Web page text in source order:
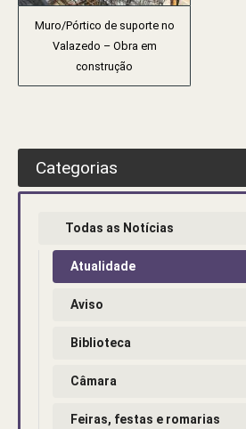
Muro/Pórtico de suporte no
Valazedo – Obra em
construção
Categorias
Todas as Notícias
Atualidade
Aviso
Biblioteca
Câmara
Feiras, festas e romarias